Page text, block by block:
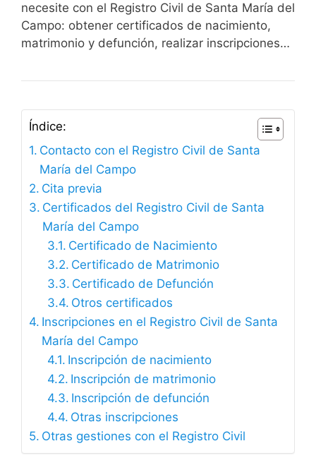
necesite con el Registro Civil de Santa María del
Campo: obtener certificados de nacimiento,
matrimonio y defunción, realizar inscripciones…
Índice:
Contacto con el Registro Civil de Santa
María del Campo
Cita previa
Certificados del Registro Civil de Santa
María del Campo
Certificado de Nacimiento
Certificado de Matrimonio
Certificado de Defunción
Otros certificados
Inscripciones en el Registro Civil de Santa
María del Campo
Inscripción de nacimiento
Inscripción de matrimonio
Inscripción de defunción
Otras inscripciones
Otras gestiones con el Registro Civil